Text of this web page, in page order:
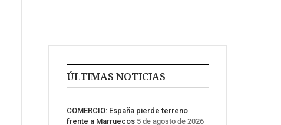
ÚLTIMAS NOTICIAS
COMERCIO: España pierde terreno
frente a Marruecos 5 de agosto de 2026